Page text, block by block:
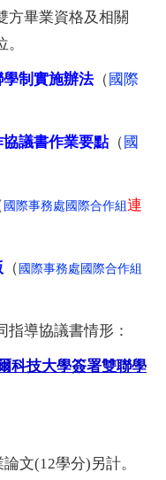
方畢業資格及相關
制實施辦法（ 國際
議書作業要點（ 國
國際事務處國際合作組連
（ 國際事務處國際合作組
導協議書情形：
科技大學簽署雙聯學
文(12學分)另計。